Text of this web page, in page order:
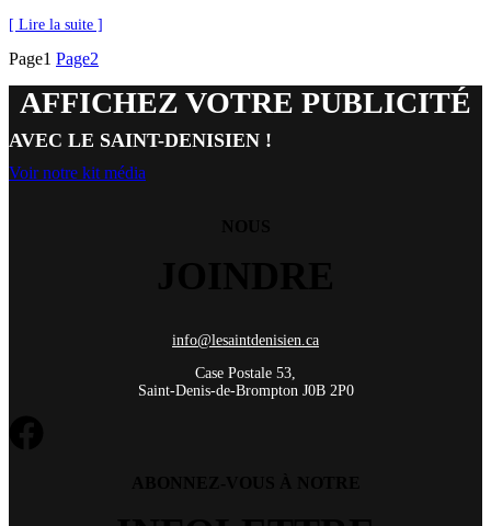
[ Lire la suite ]
Page1 Page2
AFFICHEZ VOTRE PUBLICITÉ
AVEC LE SAINT-DENISIEN !
Voir notre kit média
info@lesaintdenisien.ca
Case Postale 53,
Saint-Denis-de-Brompton J0B 2P0